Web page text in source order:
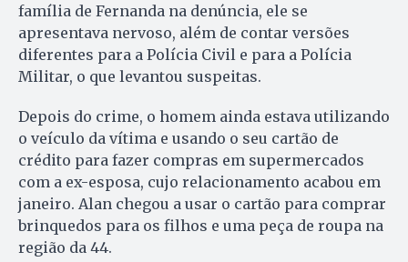
família de Fernanda na denúncia, ele se
apresentava nervoso, além de contar versões
diferentes para a Polícia Civil e para a Polícia
Militar, o que levantou suspeitas.
Depois do crime, o homem ainda estava utilizando
o veículo da vítima e usando o seu cartão de
crédito para fazer compras em supermercados
com a ex-esposa, cujo relacionamento acabou em
janeiro. Alan chegou a usar o cartão para comprar
brinquedos para os filhos e uma peça de roupa na
região da 44.